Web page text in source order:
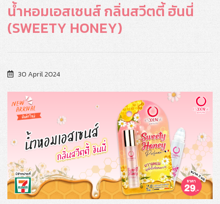
น้ำหอมเอสเซนส์ กลิ่นสวีตตี้ ฮันนี่
(SWEETY HONEY)
30 April 2024